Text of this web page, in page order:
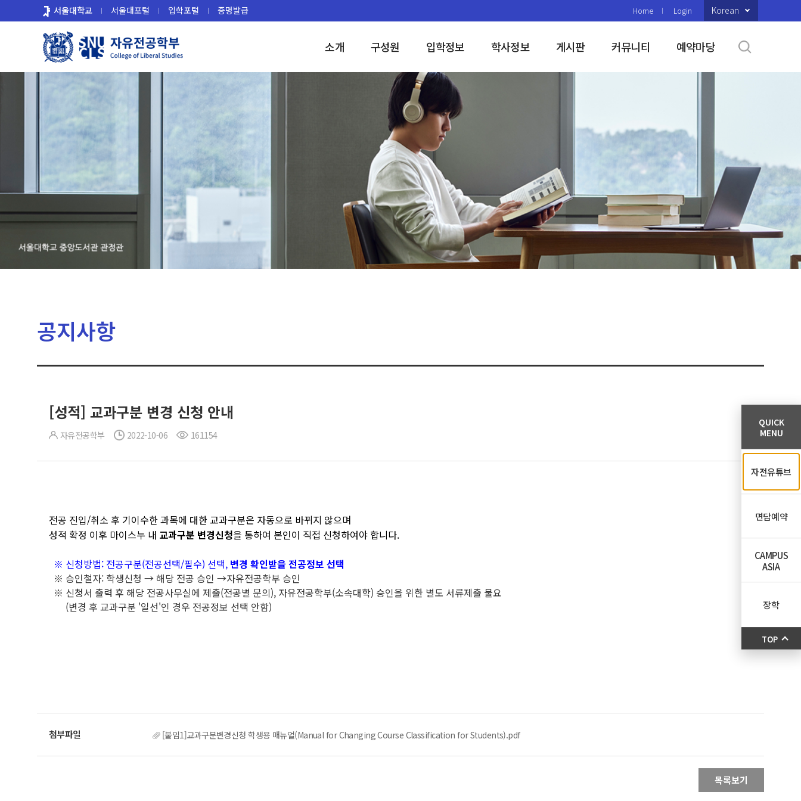
로
서울대학교 서울대포털 입학포털 증명발급 Home Login Korean
소개 구성원 입학정보 학사정보 게시판 커뮤니티 예약마당
공지사항
[성적] 교과구분 변경 신청 안내
자유전공학부 2022-10-06 161154
전공 진입/취소 후 기이수한 과목에 대한 교과구분은 자동으로 바뀌지 않으며
성적 확정 이후 마이스누 내 교과구분 변경신청을 통하여 본인이 직접 신청하여야 합니다.
※ 신청방법: 전공구분(전공선택/필수) 선택, 변경 확인받을 전공정보 선택
※ 승인철자: 학생신청 → 해당 전공 승인 →자유전공학부 승인
※ 신청서 출력 후 해당 전공사무실에 제출(전공별 문의), 자유전공학부(소속대학) 승인을 위한 별도 서류제출 불요
(변경 후 교과구분 '일선'인 경우 전공정보 선택 안함)
[붙임1]교과구분변경신청 학생용 매뉴얼(Manual for Changing Course Classification for Students).pdf
목록보기
QUICK
MENU
자전유튜브
면담예약
CAMPUS
ASIA
장학
TOP